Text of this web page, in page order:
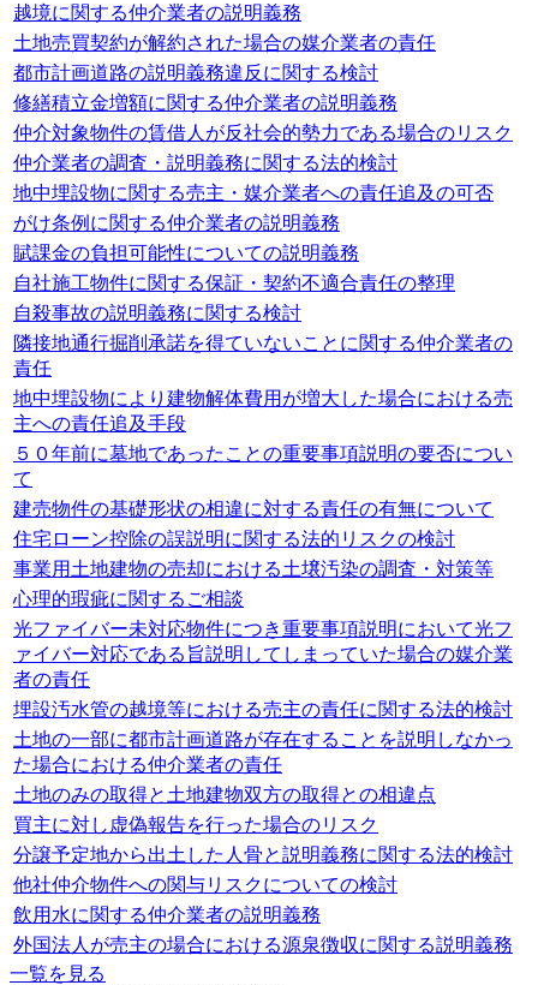
越境に関する仲介業者の説明義務
土地売買契約が解約された場合の媒介業者の責任
都市計画道路の説明義務違反に関する検討
修繕積立金増額に関する仲介業者の説明義務
仲介対象物件の賃借人が反社会的勢力である場合のリスク
仲介業者の調査・説明義務に関する法的検討
地中埋設物に関する売主・媒介業者への責任追及の可否
がけ条例に関する仲介業者の説明義務
賦課金の負担可能性についての説明義務
自社施工物件に関する保証・契約不適合責任の整理
自殺事故の説明義務に関する検討
隣接地通行掘削承諾を得ていないことに関する仲介業者の
責任
地中埋設物により建物解体費用が増大した場合における売
主への責任追及手段
５０年前に墓地であったことの重要事項説明の要否につい
て
建売物件の基礎形状の相違に対する責任の有無について
住宅ローン控除の誤説明に関する法的リスクの検討
事業用土地建物の売却における土壌汚染の調査・対策等
心理的瑕疵に関するご相談
光ファイバー未対応物件につき重要事項説明において光フ
ァイバー対応である旨説明してしまっていた場合の媒介業
者の責任
埋設汚水管の越境等における売主の責任に関する法的検討
土地の一部に都市計画道路が存在することを説明しなかっ
た場合における仲介業者の責任
土地のみの取得と土地建物双方の取得との相違点
買主に対し虚偽報告を行った場合のリスク
分譲予定地から出土した人骨と説明義務に関する法的検討
他社仲介物件への関与リスクについての検討
飲用水に関する仲介業者の説明義務
外国法人が売主の場合における源泉徴収に関する説明義務
一覧を見る